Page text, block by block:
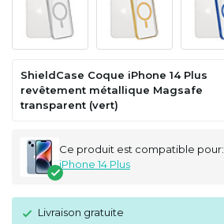
ShieldCase Coque iPhone 14 Plus
revêtement métallique Magsafe
transparent (vert)
Ce produit est compatible pour:
iPhone 14 Plus
Livraison gratuite